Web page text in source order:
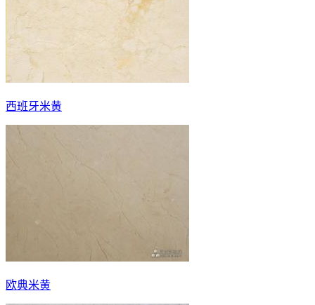
西班牙米黄
欧典米黄